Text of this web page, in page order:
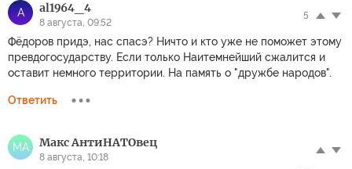
A al1964_4
8 августа, 09:52
5
Фёдоров придэ, нас спасэ? Ничто и кто уже не поможет этому
превдогосударству. Если только Наитемнейший сжалится и
оставит немного территории. На память о "дружбе народов".
Ответить
МА Макс АнтиНАТОвец
8 августа, 10:18